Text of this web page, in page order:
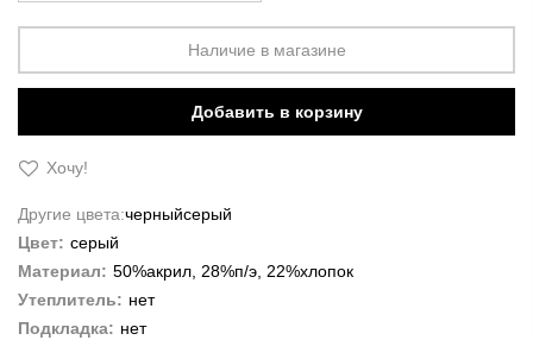
Наличие в магазине
Добавить в корзину
Хочу!
Другие цвета:черныйсерый
Цвет: серый
Материал: 50%акрил, 28%п/э, 22%хлопок
Утеплитель: нет
Подкладка: нет